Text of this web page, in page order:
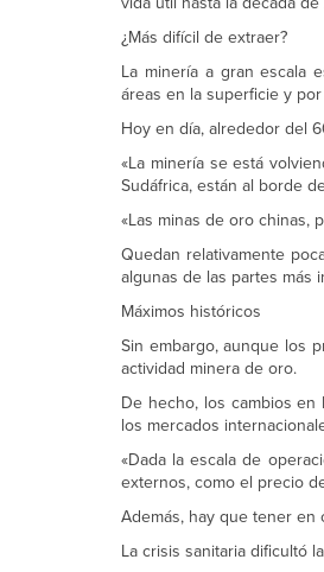
¿Más difícil de extraer?
La minería a gran escala
áreas en la superficie y
Hoy en día, alrededor del
«La minería se está
Sudáfrica, están al borde
«Las minas de oro chinas,
Quedan relativamente
algunas de las partes más
Máximos históricos
Sin embargo, aunque los
actividad minera de oro.
De hecho, los cambios
los mercados
«Dada la escala de
externos, como el precio
Además, hay que tener
La crisis sanitaria dificultó